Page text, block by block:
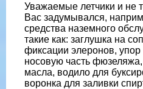
Уважаемые летчики и не
Вас задумывался,
средства наземного
такие как: заглушка на
фиксации элеронов, упор
носовую часть
масла, водило для
воронка для заливки